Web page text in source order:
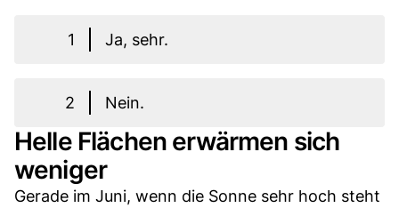
1 Ja, sehr.
2 Nein.
Helle Flächen erwärmen sich
weniger
Gerade im Juni, wenn die Sonne sehr hoch steht